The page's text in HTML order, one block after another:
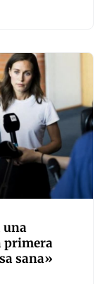
una
primera
sana»